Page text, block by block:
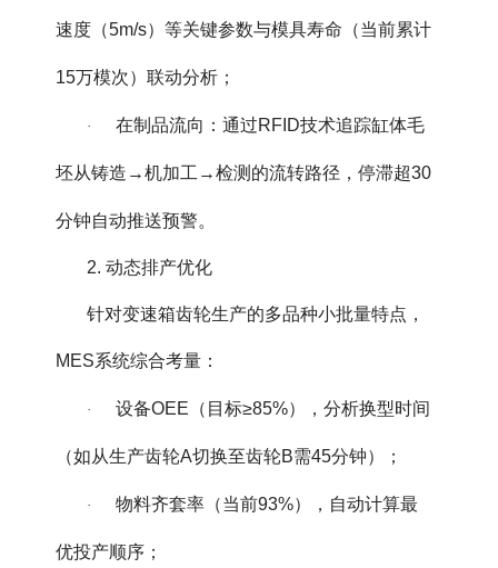
速度（5m/s）等关键参数与模具寿命（当前累计
15万模次）联动分析；
· 在制品流向：通过RFID技术追踪缸体毛
坯从铸造→机加工→检测的流转路径，停滞超30
分钟自动推送预警。
2. 动态排产优化
针对变速箱齿轮生产的多品种小批量特点，
MES系统综合考量：
· 设备OEE（目标≥85%），分析换型时间
（如从生产齿轮A切换至齿轮B需45分钟）；
· 物料齐套率（当前93%），自动计算最
优投产顺序；